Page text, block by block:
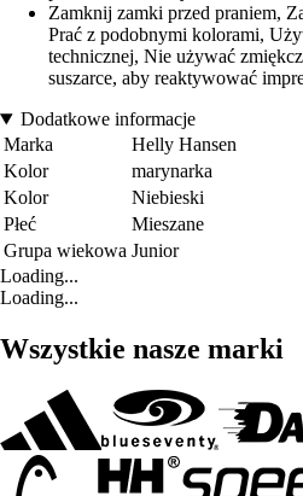
Zamknij zamki przed praniem,
Prać z podobnymi kolorami,
technicznej, Nie używać
suszarce, aby reaktywować
Dodatkowe informacje
Marka
Helly Hansen
Kolor
marynarka
Kolor
Niebieski
Płeć
Mieszane
Grupa wiekowa Junior
Loading...
Loading...
Wszystkie nasze marki